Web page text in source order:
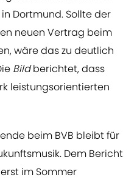
Dortmund. Sollte der
neuen Vertrag beim
wäre das zu deutlich
Bildberichtet, dass
leistungsorientierten
beim BVB bleibt für
Dem Bericht
im Sommer